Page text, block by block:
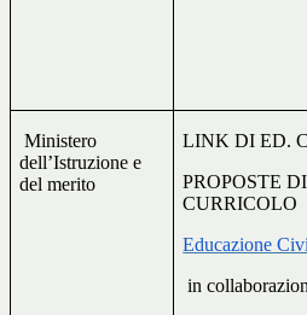
Ministero
dell’Istruzione e
del merito
LINK DI ED.
PROPOSTE
CURRICOLO
Educazione
in